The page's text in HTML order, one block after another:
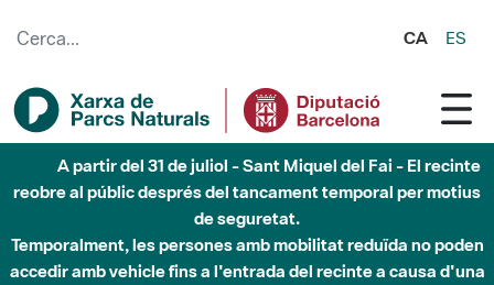
CA ES
A partir del 31 de juliol - Sant Miquel del Fai - El recinte
reobre al públic després del tancament temporal per motius
de seguretat.
Temporalment, les persones amb mobilitat reduïda no poden
accedir amb vehicle fins a l'entrada del recinte a causa d'una